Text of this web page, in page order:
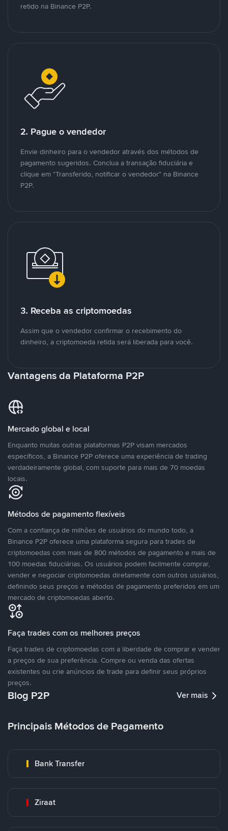
retido na Binance P2P.
2. Pague o vendedor
Envie dinheiro para o vendedor através dos métodos de
pagamento sugeridos. Conclua a transação fiduciária e
clique em "Transferido, notificar o vendedor" na Binance
P2P.
3. Receba as criptomoedas
Assim que o vendedor confirmar o recebimento do
dinheiro, a criptomoeda retida será liberada para você.
Vantagens da Plataforma P2P
Mercado global e local
Enquanto muitas outras plataformas P2P visam mercados
específicos, a Binance P2P oferece uma experiência de trading
verdadeiramente global, com suporte para mais de 70 moedas
locais.
Métodos de pagamento flexíveis
Com a confiança de milhões de usuários do mundo todo, a
Binance P2P oferece uma plataforma segura para trades de
criptomoedas com mais de 800 métodos de pagamento e mais de
100 moedas fiduciárias. Os usuários podem facilmente comprar,
vender e negociar criptomoedas diretamente com outros usuários,
definindo seus preços e métodos de pagamento preferidos em um
mercado de criptomoedas aberto.
Faça trades com os melhores preços
Faça trades de criptomoedas com a liberdade de comprar e vender
a preços de sua preferência. Compre ou venda das ofertas
existentes ou crie anúncios de trade para definir seus próprios
preços.
Blog P2P Ver mais
Principais Métodos de Pagamento
Bank Transfer
Ziraat